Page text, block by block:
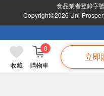
收藏 購物車
0
立即
食品業者登錄字
Copyright©2026 Uni-